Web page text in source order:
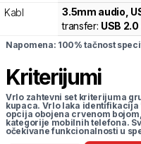
Kabl
3.5mm audio,
transfer: USB 2.0
Napomena: 100% tačnost
Kriterijumi
Vrlo zahtevni set kriterijuma
kupaca. Vrlo laka identifikacija
opcija obojena crvenom
kategorije mobilnih telefona.
očekivane funkcionalnosti u